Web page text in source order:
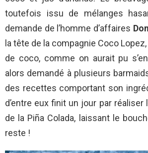
toutefois issu de mélanges
demande de l’homme d’affaires
la tête de la compagnie Coco
de coco, comme on aurait pu
alors demandé à plusieurs
des recettes comportant son
d’entre eux finit un jour par
de la Piña Colada, laissant le
reste !